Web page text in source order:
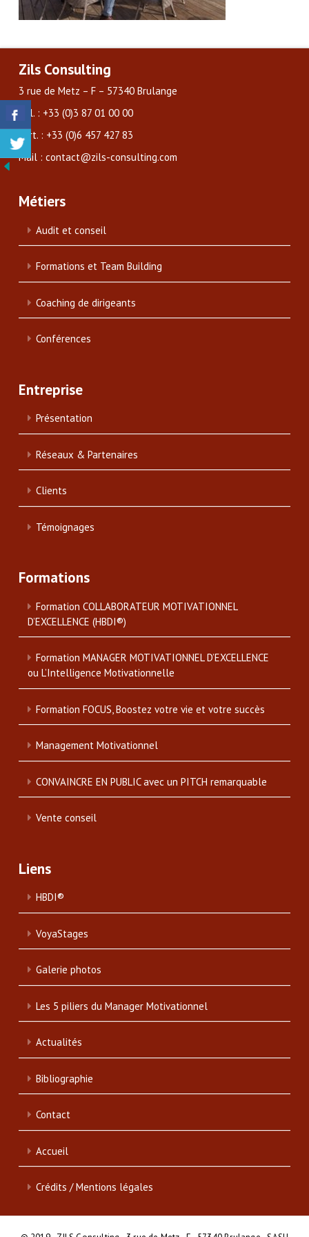
Zils Consulting
3 rue de Metz – F – 57340 Brulange
Tél. : +33 (0)3 87 01 00 00
Port. : +33 (0)6 457 427 83
Mail : contact@zils-consulting.com
Métiers
Audit et conseil
Formations et Team Building
Coaching de dirigeants
Conférences
Entreprise
Présentation
Réseaux & Partenaires
Clients
Témoignages
Formations
Formation COLLABORATEUR MOTIVATIONNEL
D’EXCELLENCE (HBDI®)
Formation MANAGER MOTIVATIONNEL D’EXCELLENCE
ou L’Intelligence Motivationnelle
Formation FOCUS, Boostez votre vie et votre succès
Management Motivationnel
CONVAINCRE EN PUBLIC avec un PITCH remarquable
Vente conseil
Liens
HBDI®
VoyaStages
Galerie photos
Les 5 piliers du Manager Motivationnel
Actualités
Bibliographie
Contact
Accueil
Crédits / Mentions légales